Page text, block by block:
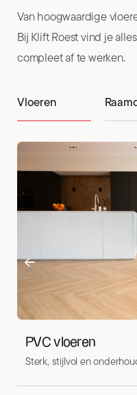
Van hoogwaardige
Bij Klift Roest vind je
compleet af te werken.
Vloeren
PVC vloeren
Sterk, stijlvol en